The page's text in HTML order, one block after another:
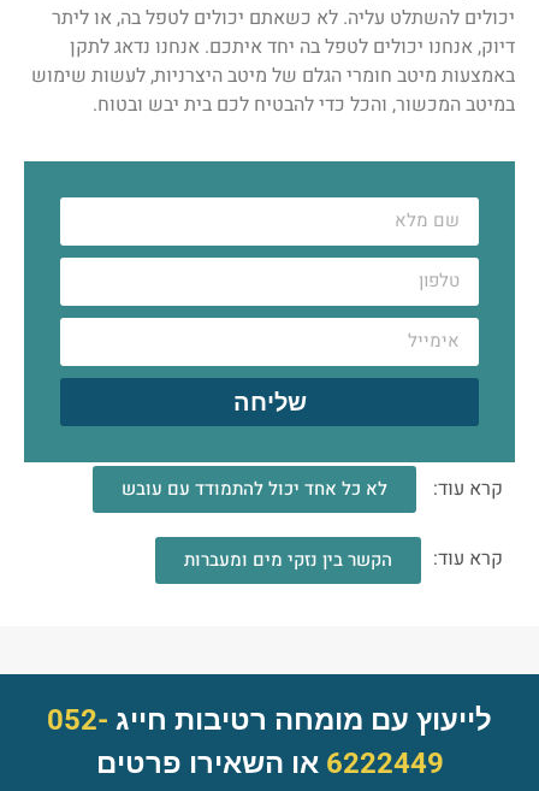
יכולים להשתלט עליה. לא כשאתם יכולים לטפל בה, או ליתר
דיוק, אנחנו יכולים לטפל בה יחד איתכם. אנחנו נדאג לתקן
באמצעות מיטב חומרי הגלם של מיטב היצרניות, לעשות שימוש
במיטב המכשור, והכל כדי להבטיח לכם בית יבש ובטוח.
שליחה
קרא עוד: לא כל אחד יכול להתמודד עם עובש
קרא עוד: הקשר בין נזקי מים ומעברות
לייעוץ עם מומחה רטיבות חייג 052-
6222449 או השאירו פרטים